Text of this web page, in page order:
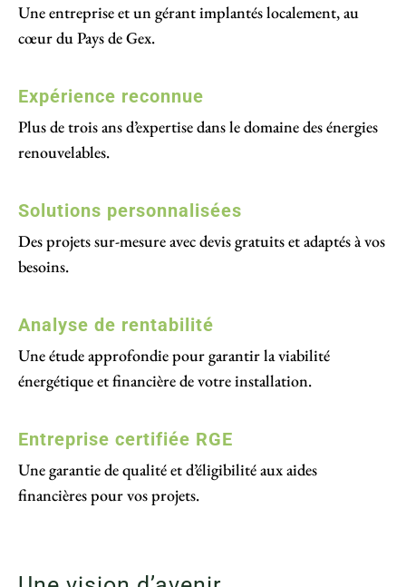
Une entreprise et un gérant implantés localement, au
cœur du Pays de Gex.
Expérience reconnue
Plus de trois ans d’expertise dans le domaine des énergies
renouvelables.
Solutions personnalisées
Des projets sur-mesure avec devis gratuits et adaptés à vos
besoins.
Analyse de rentabilité
Une étude approfondie pour garantir la viabilité
énergétique et financière de votre installation.
Entreprise certifiée RGE
Une garantie de qualité et d’éligibilité aux aides
financières pour vos projets.